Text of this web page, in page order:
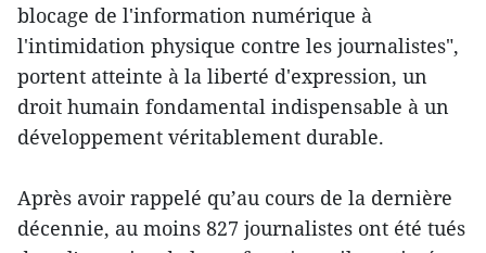
blocage de l'information numérique à
l'intimidation physique contre les journalistes",
portent atteinte à la liberté d'expression, un
droit humain fondamental indispensable à un
développement véritablement durable.
Après avoir rappelé qu’au cours de la dernière
décennie, au moins 827 journalistes ont été tués